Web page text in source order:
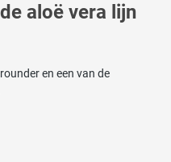
aloë vera lijn
en een van de